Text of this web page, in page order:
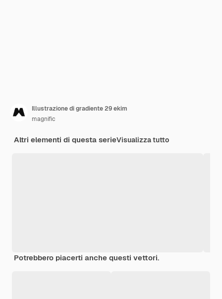
Illustrazione di gradiente 29 ekim
magnific
Altri elementi di questa serieVisualizza tutto
Potrebbero piacerti anche questi vettori.